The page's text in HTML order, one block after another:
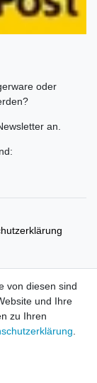
oder
an.
Produktbilder
von diesen sind
und Ihre
zu Ihren